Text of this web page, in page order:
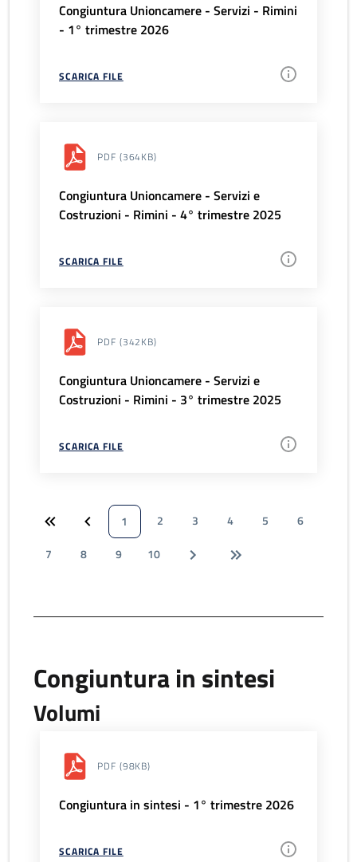
Congiuntura Unioncamere - Servizi - Rimini
- 1° trimestre 2026
SCARICA FILE
PDF (364KB)
Congiuntura Unioncamere - Servizi e
Costruzioni - Rimini - 4° trimestre 2025
SCARICA FILE
PDF (342KB)
Congiuntura Unioncamere - Servizi e
Costruzioni - Rimini - 3° trimestre 2025
SCARICA FILE
1 2 3 4 5
6
7
8 9 10
Congiuntura in sintesi
Volumi
PDF (98KB)
Congiuntura in sintesi - 1° trimestre 2026
SCARICA FILE